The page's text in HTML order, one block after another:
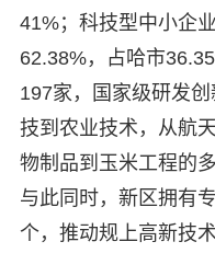
41%；科技型中小企
62.38%，占哈市
197家，国家级研发
技到农业技术，从航
物制品到玉米工程的
与此同时，新区拥有
个，推动规上高新技